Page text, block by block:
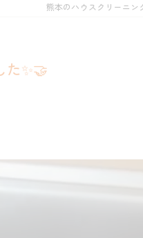
熊本のハウスクリーニン
✨🤝